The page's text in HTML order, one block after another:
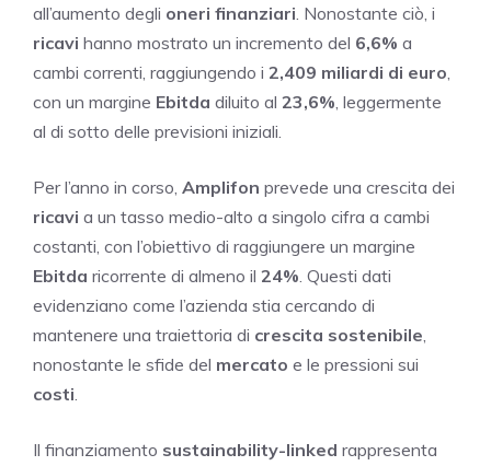
all’aumento degli oneri finanziari . Nonostante ciò, i
ricavi hanno mostrato un incremento del 6,6% a
cambi correnti, raggiungendo i 2,409 miliardi di euro
con un margine Ebitda diluito al 23,6% , leggermente
al di sotto delle previsioni iniziali.
Per l’anno in corso, Amplifon prevede una crescita dei
ricavi a un tasso medio-alto a singolo cifra a cambi
costanti, con l’obiettivo di raggiungere un margine
Ebitda ricorrente di almeno il 24% . Questi dati
evidenziano come l’azienda stia cercando di
mantenere una traiettoria di crescita sostenibile
nonostante le sfide del mercato e le pressioni sui
costi
Il finanziamento sustainability-linked rappresenta